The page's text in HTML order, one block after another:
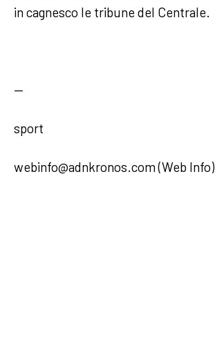
in cagnesco le tribune del Centrale.
—
sport
webinfo@adnkronos.com (Web Info)